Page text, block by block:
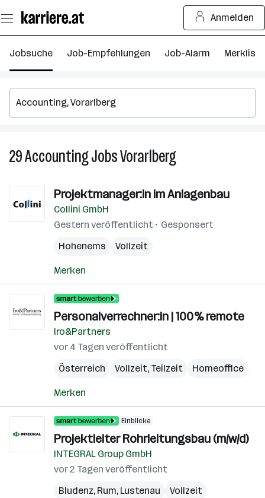
Seiteninhalt
springen
Anmelden
Jobsuche Job-Empfehlungen Job-Alarm Merkliste
29AccountingJobsVorarlberg29
Accounting
in
Projektmanager:in im Anlagenbau
Collini GmbH
Gestern veröffentlicht
Gesponsert
Hohenems
Vollzeit
Merken
Personalverrechner:in | 100% remote
Iro&Partners
vor 4 Tagen veröffentlicht
Österreich
Vollzeit, Teilzeit Homeoffice
Merken
Einblicke
Projektleiter Rohrleitungsbau (m/w/d)
INTEGRAL Group GmbH
vor 2 Tagen veröffentlicht
Bludenz, Rum, Lustenau
Vollzeit